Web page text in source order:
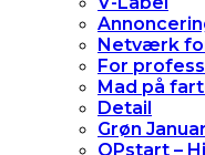
Netværk
For
Mad på
Detail
Grøn Januar
OPstart –